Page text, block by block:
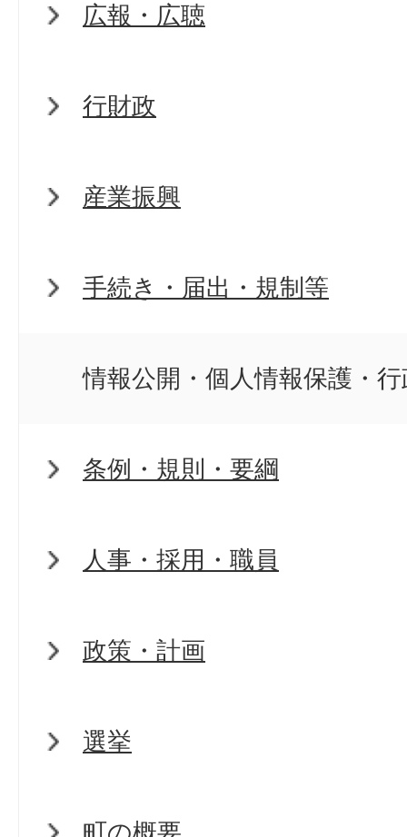
広報・広聴
行財政
産業振興
手続き・届出・規制等
情報公開・個人情報保護・
条例・規則・要綱
人事・採用・職員
政策・計画
選挙